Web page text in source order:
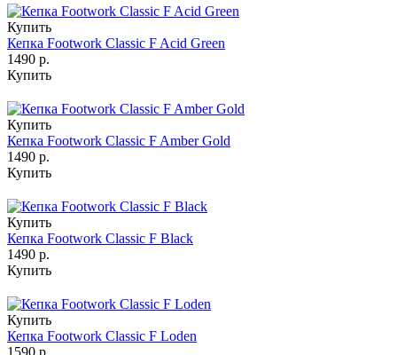
Купить
Кепка Footwork Classic F Acid Green
1490 р.
Купить
Купить
Кепка Footwork Classic F Amber Gold
1490 р.
Купить
Купить
Кепка Footwork Classic F Black
1490 р.
Купить
Купить
Кепка Footwork Classic F Loden
1590 р.